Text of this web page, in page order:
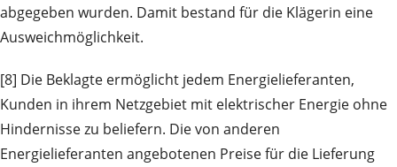
abgegeben wurden. Damit bestand für die Klägerin eine
Ausweichmöglichkeit.
[8] Die Beklagte ermöglicht jedem Energielieferanten,
Kunden in ihrem Netzgebiet mit elektrischer Energie ohne
Hindernisse zu beliefern. Die von anderen
Energielieferanten angebotenen Preise für die Lieferung